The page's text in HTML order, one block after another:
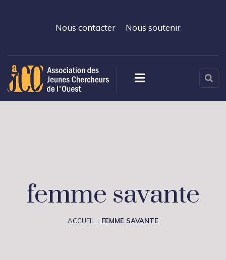
Nous contacter Nous soutenir
femme savante
ACCUEIL FEMME SAVANTE